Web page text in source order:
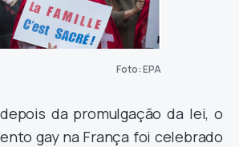
Foto: EPA
da promulgação da lei, o
gay na França foi celebrado